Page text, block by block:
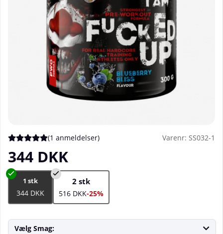
Gennemsnitlig vurdering 5 ud af 5 Antal vurderinger 1
(1 anmeldelser) Varenr: SS032-1
344 DKK
1 stk
344 DKK
2 stk
516 DKK-25%
Vælg Smag: